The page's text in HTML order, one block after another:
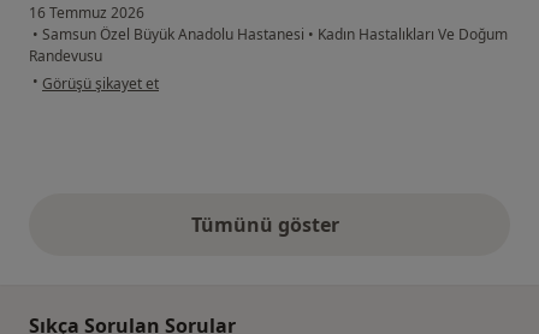
16 Temmuz 2026
• Samsun Özel Büyük Anadolu Hastanesi • Kadın Hastalıkları Ve Doğum
Randevusu
• kullanıcının görüşüne göre du...u
Görüşü şikayet et
Tümünü gösteryukarıdaki görüşler
Sıkça Sorulan Sorular